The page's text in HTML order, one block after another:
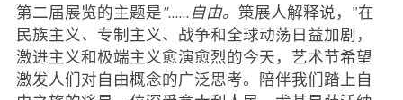
第二届展览的主题是"......自由。 策展人解释说，"在
民族主义 、 专制主义、战争和全球动荡日益加剧，
激进主义和极端主义愈演愈烈的今天，艺术节希望
激发人们对自由概念的广泛思考。陪伴我们踏上自